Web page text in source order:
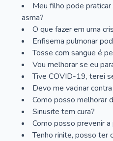
Meu filho pode
asma?
O que fazer em uma
Enfisema pulmonar
Tosse com sangue é
Vou melhorar se eu
Tive COVID-19, terei
Devo me vacinar
Como posso melhorar
Sinusite tem cura?
Como posso prevenir a
Tenho rinite, posso ter